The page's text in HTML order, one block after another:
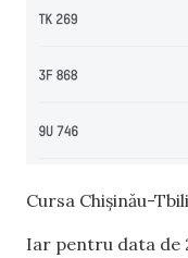
Cursa Chișinău-
Iar pentru data de